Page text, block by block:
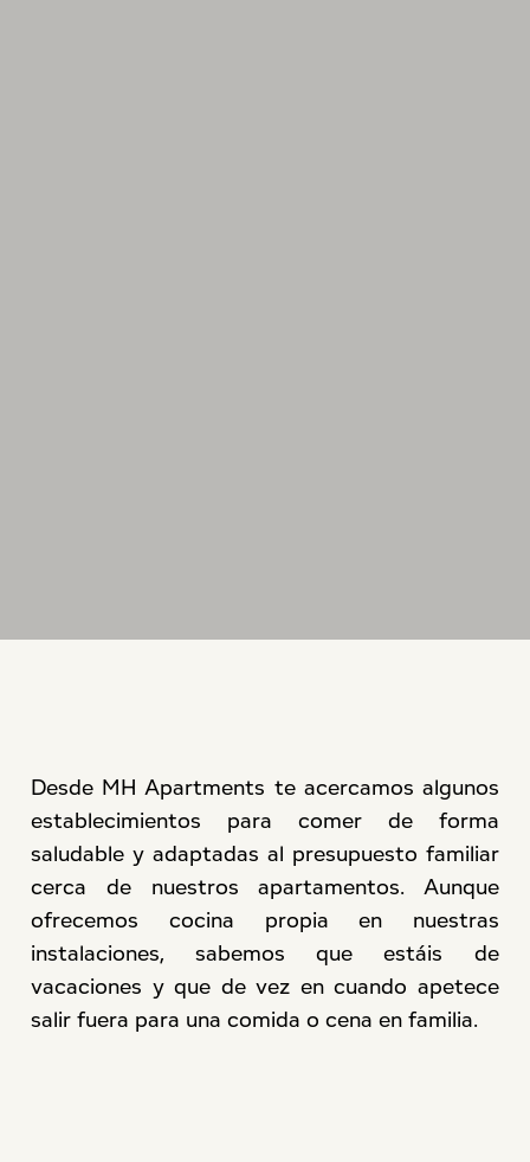
Desde MH Apartments te acercamos algunos
establecimientos para comer de forma
saludable y adaptadas al presupuesto familiar
cerca de nuestros apartamentos. Aunque
ofrecemos cocina propia en nuestras
instalaciones, sabemos que estáis de
vacaciones y que de vez en cuando apetece
salir fuera para una comida o cena en familia.